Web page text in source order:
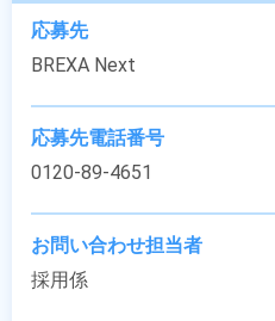
応募先
BREXA Next
応募先電話番号
0120-89-4651
お問い合わせ担当者
採用係